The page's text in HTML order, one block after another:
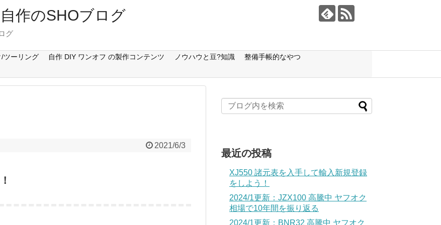
作のSHOブログ
グ
ツーリング 自作 DIY ワンオフ の製作コンテンツ ノウハウと豆?知識
整備手帳的なやつ
2021/6/3
最近の投稿
XJ550 諸元表を入手して輸入新規登録
をしよう！
2024/1更新：JZX100 高騰中 ヤフオク
相場で10年間を振り返る
2024/1更新：BNR32 高騰中 ヤフオク